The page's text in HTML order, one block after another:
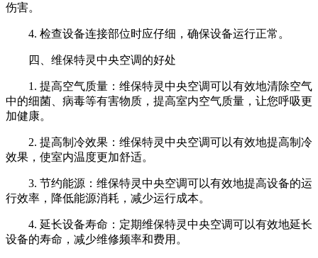
伤害。
4. 检查设备连接部位时应仔细，确保设备运行正常。
四、维保特灵中央空调的好处
1. 提高空气质量：维保特灵中央空调可以有效地清除空气
中的细菌、病毒等有害物质，提高室内空气质量，让您呼吸更
加健康。
2. 提高制冷效果：维保特灵中央空调可以有效地提高制冷
效果，使室内温度更加舒适。
3. 节约能源：维保特灵中央空调可以有效地提高设备的运
行效率，降低能源消耗，减少运行成本。
4. 延长设备寿命：定期维保特灵中央空调可以有效地延长
设备的寿命，减少维修频率和费用。